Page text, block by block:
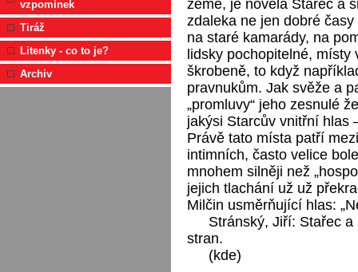
vzpomínek
Tiráž
Litenky - co to je?
Archiv
země, je novela Stařec a
zdaleka ne jen dobré
na staré kamarády, na
lidsky pochopitelné, místy
škrobeně, to když
pravnukům. Jak svěže a
„promluvy“ jeho zesnulé
jakýsi Starcův vnitřní
Právě tato místa patří
intimních, často velice
mnohem silněji než
jejich tlachání už už
Milčin usměrňující hlas:
Stránský, Jiří: Stařec
stran.
(kde)